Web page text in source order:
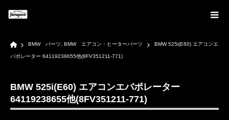
Home
BMW パーツ BMW エアコン・ヒーターパーツ BMW 525i(E60) エアコンエ
バポレーター 64119238655他(8FV351211-771)
BMW 525i(E60) エアコンエバポレーター
64119238655他(8FV351211-771)